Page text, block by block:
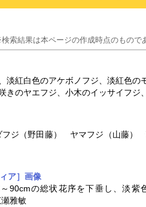
索結果は本ページの作成時点のもので
淡紅白色のアケボノ フジ、淡紅色の
きのヤエフジ、小木のイッサイフジ
フジ （野田藤） ヤマフジ （山藤
ア］ 画像
90cmの総状花序を下垂し、淡紫
雅敏